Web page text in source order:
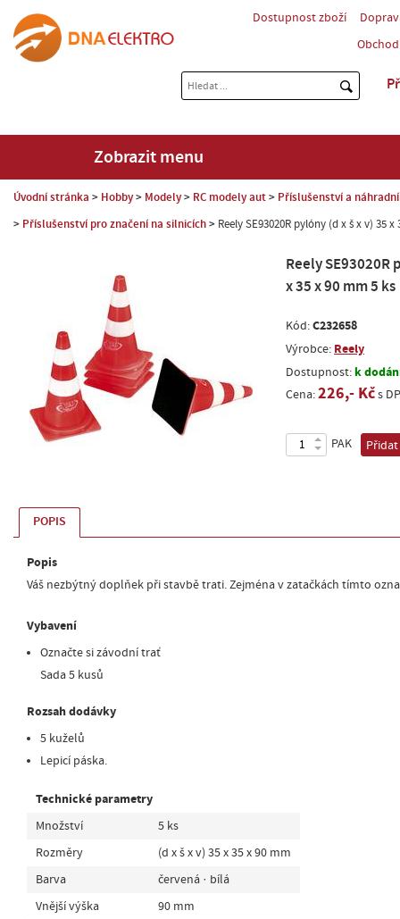
Dostupnost zboží
Zobrazit menu
Úvodní stránka Hobby Modely RC modely aut Příslušenství a
Příslušenství pro značení na silnicích Reely SE93020R pylóny (d x š x v) 35 x
Reely SE93020R
x 35 x 90 mm 5 ks
Kód:C232658
Výrobce: Reely
Dostupnost:k
Cena:226,- Kčs
PAK
POPIS
Popis
Váš nezbýtný doplňek při stavbě trati. Zejména v zatačkách tímto
Vybavení
Označte si závodní trať
Sada 5 kusů
Rozsah dodávky
5 kuželů
Lepicí páska.
Technické parametry
Množství
5 ks
Rozměry
(d x š x v) 35 x 35 x 90 mm
Barva
červená · bílá
Vnější výška
90 mm